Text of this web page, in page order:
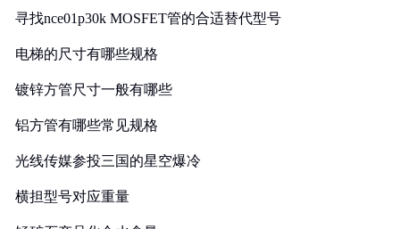
寻找nce01p30k MOSFET管的合适替代型号
电梯的尺寸有哪些规格
镀锌方管尺寸一般有哪些
铝方管有哪些常见规格
光线传媒参投三国的星空爆冷
横担型号对应重量